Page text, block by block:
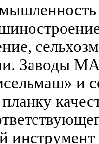
Заводы
и